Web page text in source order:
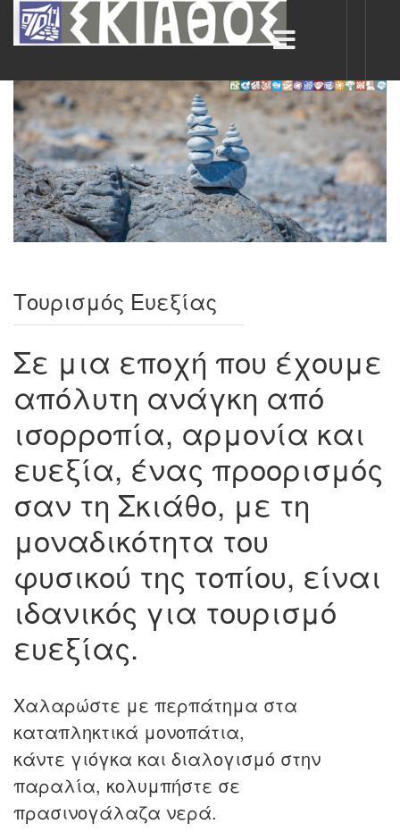
Τουρισμός Ευεξίας
Σε μια εποχή που έχουμε
απόλυτη ανάγκη από
ισορροπία, αρμονία και
ευεξία, ένας προορισμός
σαν τη Σκιάθο, με τη
μοναδικότητα του
φυσικού της τοπίου, είναι
ιδανικός για τουρισμό
ευεξίας.
Χαλαρώστε με περπάτημα στα
καταπληκτικά μονοπάτια,
κάντε γιόγκα και διαλογισμό στην
παραλία, κολυμπήστε σε
πρασινογάλαζα νερά.